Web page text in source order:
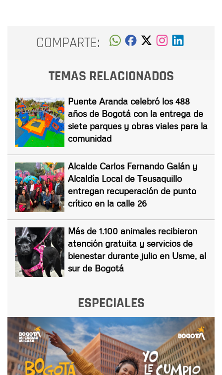
COMPARTE:
TEMAS RELACIONADOS
Puente Aranda celebró los 488
años de Bogotá con la entrega de
siete parques y obras viales para la
comunidad
Alcalde Carlos Fernando Galán y
Alcaldía Local de Teusaquillo
entregan recuperación de punto
crítico en la calle 26
Más de 1.100 animales recibieron
atención gratuita y servicios de
bienestar durante julio en Usme, al
sur de Bogotá
ESPECIALES